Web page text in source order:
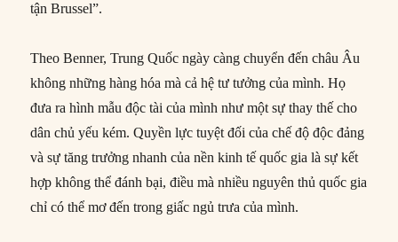
tận Brussel”.
Theo Benner, Trung Quốc ngày càng chuyển đến châu Âu
không những hàng hóa mà cả hệ tư tưởng của mình. Họ
đưa ra hình mẫu độc tài của mình như một sự thay thế cho
dân chủ yếu kém. Quyền lực tuyệt đối của chế độ độc đảng
và sự tăng trưởng nhanh của nền kinh tế quốc gia là sự kết
hợp không thể đánh bại, điều mà nhiều nguyên thủ quốc gia
chỉ có thể mơ đến trong giấc ngủ trưa của mình.